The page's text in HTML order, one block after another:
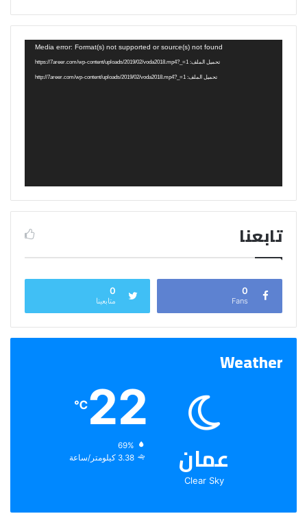
Media error: Format(s) not supported or source(s) not found
تحميل الملف: https://7areer.com/wp-content/uploads/2019/02/voda2018.mp4?_=1
تحميل الملف: http://7areer.com/wp-content/uploads/2019/02/voda2018.mp4?_=1
تابعنا
0
Fans
0
متابعينا
Weather
عمان
Clear Sky
22
℃
الرطوبة:
الرياح:3.38 كيلومتر/ساعة